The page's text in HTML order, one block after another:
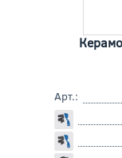
Арт.: